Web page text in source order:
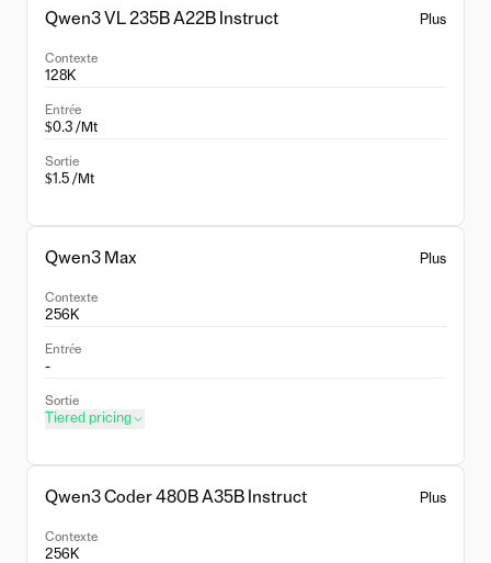
Qwen3 VL 235B A22B Instruct Plus
Contexte
128K
Entrée
$0.3 /Mt
Sortie
$1.5 /Mt
Qwen3 Max Plus
Contexte
256K
Entrée
-
Sortie
Tiered pricing
Qwen3 Coder 480B A35B Instruct Plus
Contexte
256K